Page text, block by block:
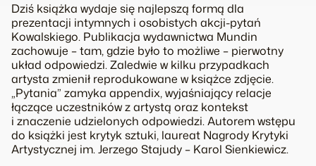
Dziś książka wydaje się najlepszą formą dla
prezentacji intymnych i osobistych akcji-pytań
Kowalskiego. Publikacja wydawnictwa Mundin
zachowuje – tam, gdzie było to możliwe – pierwotny
układ odpowiedzi. Zaledwie w kilku przypadkach
artysta zmienił reprodukowane w książce zdjęcie.
„Pytania” zamyka appendix, wyjaśniający relacje
łączące uczestników z artystą oraz kontekst
i znaczenie udzielonych odpowiedzi. Autorem wstępu
do książki jest krytyk sztuki, laureat Nagrody Krytyki
Artystycznej im. Jerzego Stajudy – Karol Sienkiewicz.